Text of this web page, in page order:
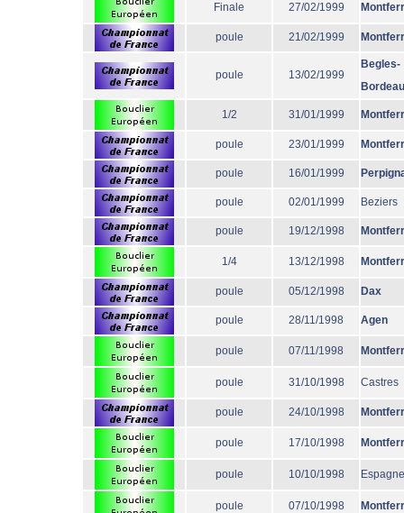
Finale 27/02/1999
poule 21/02/1999
poule 13/02/1999
Begles-
1/2 31/01/1999
poule 23/01/1999
poule 16/01/1999
poule 02/01/1999 Beziers
poule 19/12/1998
1/4 13/12/1998
poule 05/12/1998 Dax
poule 28/11/1998 Agen
poule 07/11/1998
poule 31/10/1998 Castres
poule 24/10/1998
poule 17/10/1998
poule 10/10/1998 Espagne
poule 07/10/1998